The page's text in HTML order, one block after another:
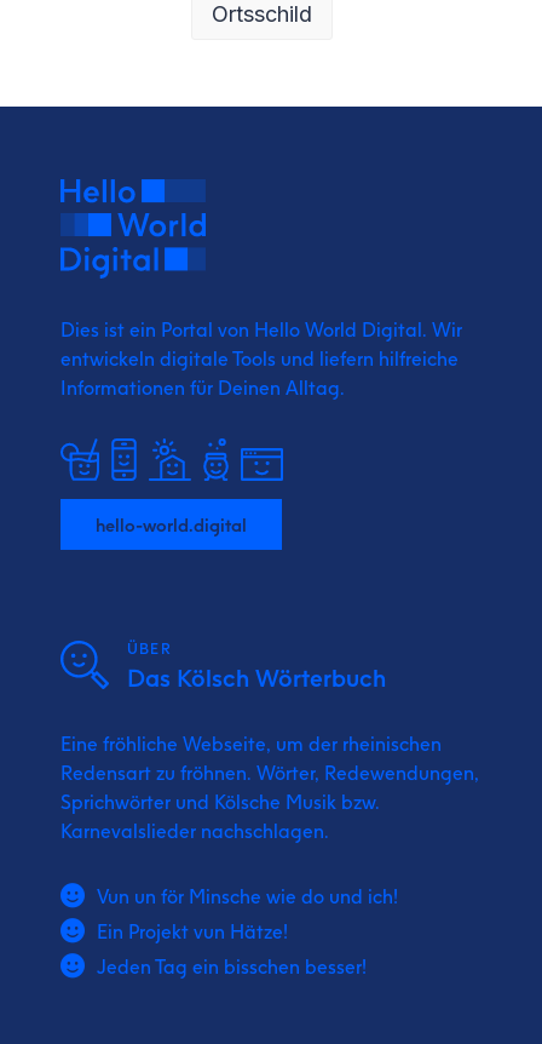
Ortsschild
Dies ist ein Portal von Hello World Digital. Wir
entwickeln digitale Tools und liefern hilfreiche
Informationen für Deinen Alltag.
hello-world.digital
ÜBER
Das Kölsch Wörterbuch
Eine fröhliche Webseite, um der rheinischen
Redensart zu fröhnen. Wörter, Redewendungen,
Sprichwörter und Kölsche Musik bzw.
Karnevalslieder nachschlagen.
Vun un för Minsche wie do und ich!
Ein Projekt vun Hätze!
Jeden Tag ein bisschen besser!